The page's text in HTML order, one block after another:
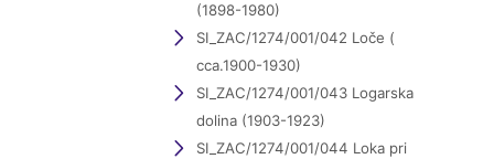
(1898-1980)
SI_ZAC/1274/001/042 Loče (
cca.1900-1930)
SI_ZAC/1274/001/043 Logarska
dolina (1903-1923)
SI_ZAC/1274/001/044 Loka pri